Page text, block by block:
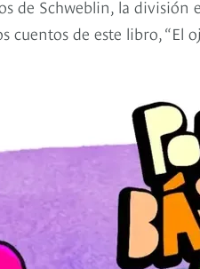
de Schweblin, la división
cuentos de este libro, “El